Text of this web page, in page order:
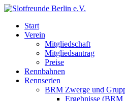
Start
Verein
Mitgliedschaft
Mitgliedsantrag
Preise
Rennbahnen
Rennserien
BRM Zwerge und
Ergebnisse